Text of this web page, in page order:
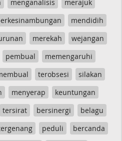
menganalisis
merajuk
mendidih
merekah
wejangan
pembual
memengaruhi
terobsesi
silakan
menyerap
keuntungan
tersirat bersinergi
belagu
peduli
bercanda